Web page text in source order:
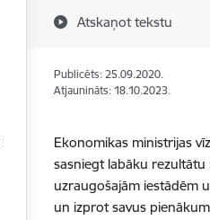
Atskaņot tekstu
Publicēts: 25.09.2020.
Atjaunināts: 18.10.2023.
Ekonomikas ministrijas
sasniegt labāku
uzraugošajām iestādēm
un izprot savus